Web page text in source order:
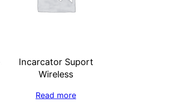
Incarcator Suport
Wireless
Read more